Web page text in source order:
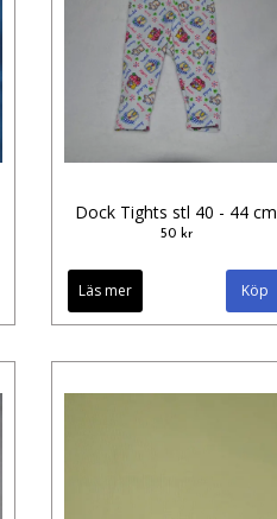
Dock Tights stl 40 - 44 cm
50 kr
Läs mer